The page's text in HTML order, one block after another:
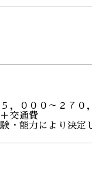
，０００～２７０
交通費
・能力により決定